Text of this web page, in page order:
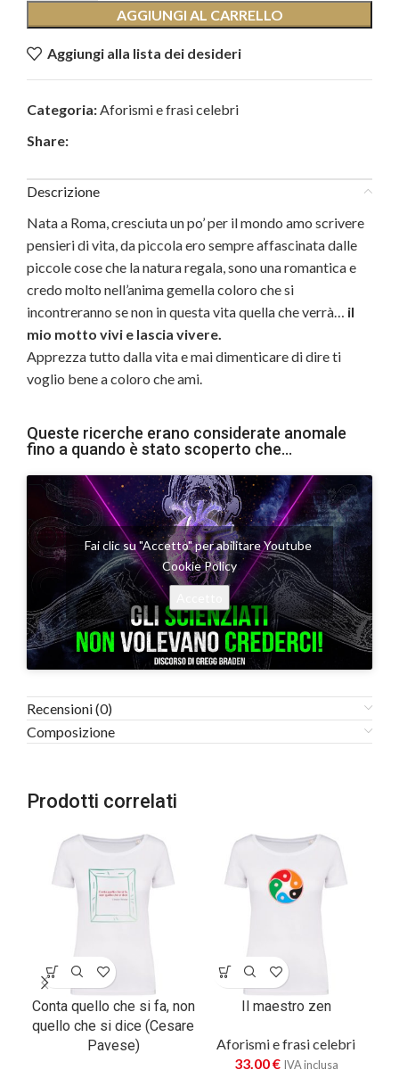
AGGIUNGI AL CARRELLO
Aggiungi alla lista dei desideri
Categoria: Aforismi e frasi celebri
Share:
Descrizione
Nata a Roma, cresciuta un po’ per il mondo amo scrivere
pensieri di vita, da piccola ero sempre affascinata dalle
piccole cose che la natura regala, sono una romantica e
credo molto nell’anima gemella coloro che si
incontreranno se non in questa vita quella che verrà… il
mio motto vivi e lascia vivere.
Apprezza tutto dalla vita e mai dimenticare di dire ti
voglio bene a coloro che ami.
Queste ricerche erano considerate anomale
fino a quando è stato scoperto che...
Fai clic su "Accetto" per abilitare Youtube
Cookie Policy
Recensioni (0)
Composizione
Prodotti correlati
Conta quello che si fa, non
quello che si dice (Cesare
Pavese)
Il maestro zen
Aforismi e frasi celebri
33.00€ IVA inclusa